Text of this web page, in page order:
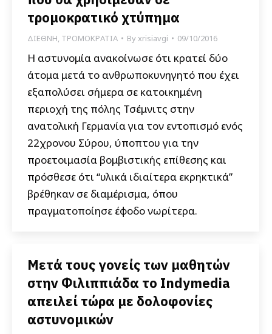
τρομοκρατικό χτύπημα
ΔΙΕΘΝΗ, ΤΡΟΜΟΚΡΑΤΙΑ Byxrisiavgi 09/10/2016
Η αστυνομία ανακοίνωσε ότι κρατεί δύο
άτομα μετά το ανθρωποκυνηγητό που έχει
εξαπολύσει σήμερα σε κατοικημένη
περιοχή της πόλης Τσέμνιτς στην
ανατολική Γερμανία για τον εντοπισμό ενός
22χρονου Σύρου, ύποπτου για την
προετοιμασία βομβιστικής επίθεσης και
πρόσθεσε ότι “υλικά ιδιαίτερα εκρηκτικά”
βρέθηκαν σε διαμέρισμα, όπου
πραγματοποίησε έφοδο νωρίτερα.
Μετά τους γονείς των μαθητών
στην Φιλιππιάδα το Indymedia
απειλεί τώρα με δολοφονίες
αστυνομικών